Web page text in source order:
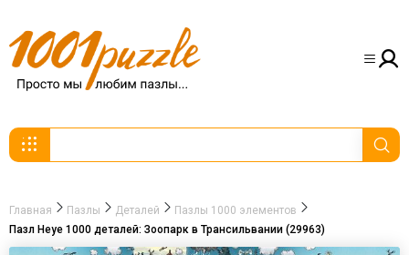
Главная Пазлы Деталей
Пазлы 1000 элементов
Пазл Heye 1000 деталей: Зоопарк в Трансильвании (29963)